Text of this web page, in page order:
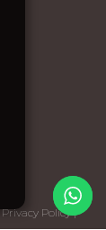
Privacy Policy |